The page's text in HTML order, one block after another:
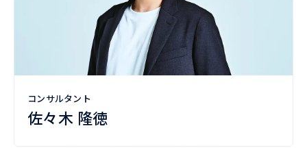
コンサルタント
佐々木 隆徳